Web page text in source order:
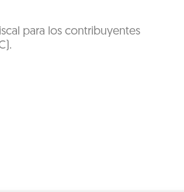
para los contribuyentes